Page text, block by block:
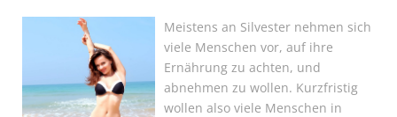
Meistens an Silvester nehmen sich
viele Menschen vor, auf ihre
Ernährung zu achten, und
abnehmen zu wollen. Kurzfristig
wollen also viele Menschen in